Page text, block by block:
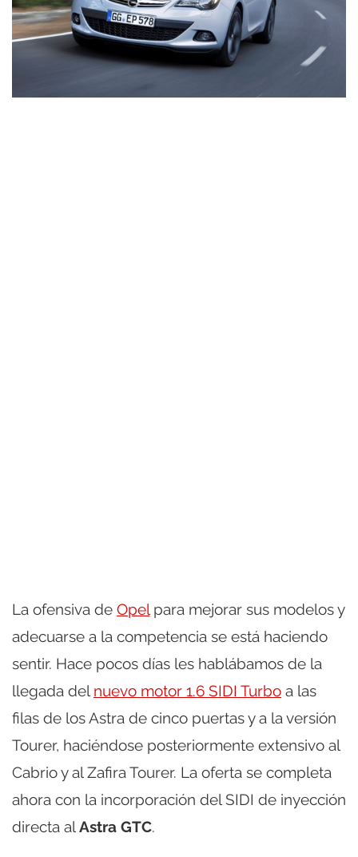
La ofensiva de Opelpara mejorar sus modelos y
adecuarse a la competencia se está haciendo
sentir. Hace pocos días les hablábamos de la
llegada del nuevo motor 1.6 SIDI Turbo a las
filas de los Astra de cinco puertas y a la versión
Tourer, haciéndose posteriormente extensivo al
Cabrio y al Zafira Tourer. La oferta se completa
ahora con la incorporación del SIDI de inyección
directa alAstra GTC.